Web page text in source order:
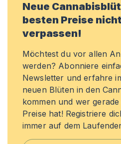
Neue
besten Preise
verpassen!
Möchtest du vor allen
werden? Abonniere
Newsletter und erfahre
neuen Blüten in den
kommen und wer
Preise hat! Registriere
immer auf dem